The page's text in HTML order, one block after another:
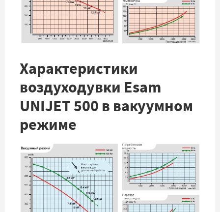
Характеристики
воздуходувки Esam
UNIJET 500 в вакуумном
режиме